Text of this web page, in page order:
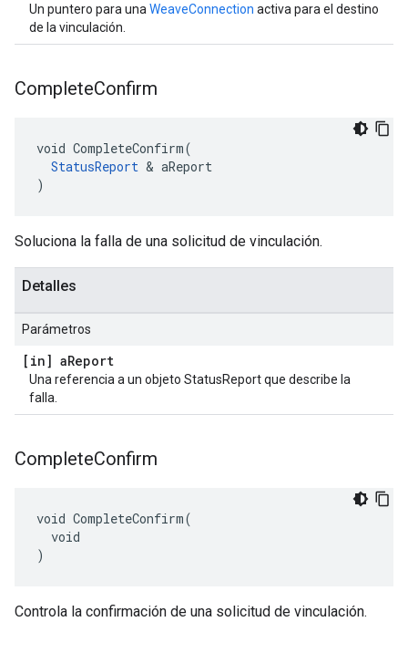
Un puntero para una WeaveConnection activa para el destino
de la vinculación.
CompleteConfirm
void CompleteConfirm(
StatusReport & aReport
)
Soluciona la falla de una solicitud de vinculación.
Detalles
Parámetros
[in] aReport
Una referencia a un objeto StatusReport que describe la
falla.
CompleteConfirm
void CompleteConfirm(
  void
)
Controla la confirmación de una solicitud de vinculación.